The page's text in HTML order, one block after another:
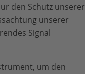
den Schutz unserer
unserer
Signal
um den